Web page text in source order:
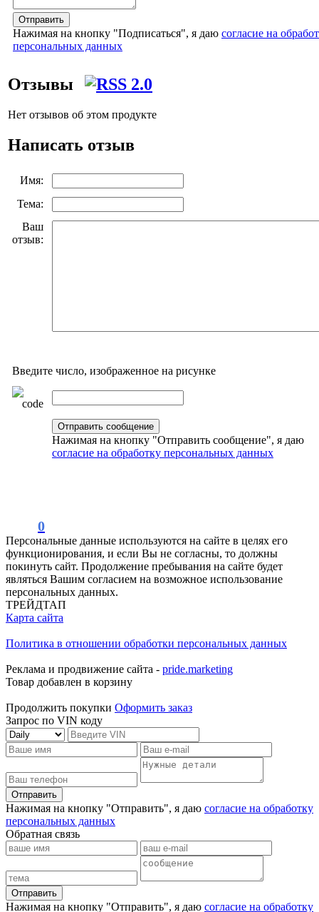
Отправить
Нажимая на кнопку "Подписаться", я даю согласие на
персональных данных
Отзывы
Нет отзывов об этом продукте
Написать отзыв
Имя:
Тема:
Ваш
отзыв:
Введите число, изображенное на рисунке
Нажимая на кнопку "Отправить сообщение", я даю
согласие на обработку персональных данных
0
Персональные данные используются на сайте в целях его
функционирования, и если Вы не согласны, то должны
покинуть сайт. Продолжение пребывания на сайте будет
являться Вашим согласием на возможное использование
персональных данных.
ТРЕЙДТАП
Карта сайта
Политика в отношении обработки персональных данных
Реклама и продвижение сайта - pride.marketing
Товар добавлен в корзину
Продолжить покупки Оформить заказ
Запрос по VIN коду
Отправить
Нажимая на кнопку "Отправить", я даю согласие на обработку
персональных данных
Обратная связь
Отправить
Нажимая на кнопку "Отправить", я даю согласие на обработку